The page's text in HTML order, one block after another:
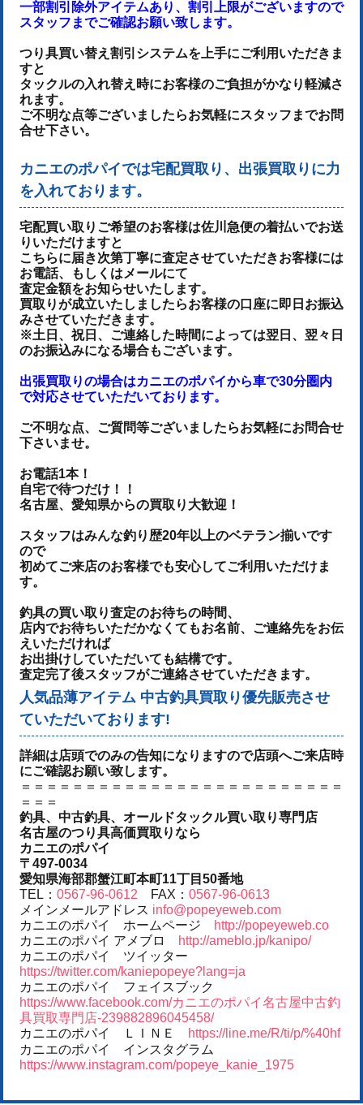
一部割引除外アイテムあり、割引上限がございますので
スタッフまでご確認お願い致します。
つり具買い替え割引システムを上手にご利用いただきま
すと
タックルの入れ替え時にお客様のご負担がかなり軽減さ
れます。
ご不明な点等ございましたらお気軽にスタッフまでお問
合せ下さい。
カニエのポパイでは宅配買取り、出張買取りに力
を入れております。
宅配買い取りご希望のお客様は佐川急便の着払いでお送
りいただけますと
こちらに届き次第丁寧に査定させていただきお客様には
お電話、もしくはメールにて
査定金額をお知らせいたします。
買取りが成立いたしましたらお客様の口座に即日お振込
みさせていただきます。
※土日、祝日、ご連絡した時間によっては翌日、翌々日
のお振込みになる場合もございます。
出張買取りの場合はカニエのポパイから車で30分圏内
で対応させていただいております。
ご不明な点、ご質問等ございましたらお気軽にお問合せ
下さいませ。
お電話1本！
自宅で待つだけ！！
名古屋、愛知県からの買取り大歓迎！
スタッフはみんな釣り歴20年以上のベテラン揃いです
ので
初めてご来店のお客様でも安心してご利用いただけま
す。
釣具の買い取り査定のお待ちの時間、
店内でお待ちいただかなくてもお名前、ご連絡先をお伝
えいただければ
お出掛けしていただいても結構です。
査定完了後スタッフがご連絡させていただきます。
人気品薄アイテム 中古釣具買取り優先販売させ
ていただいております!
詳細は店頭でのみの告知になりますので店頭へご来店時
にご確認お願い致します。
＝＝＝＝＝＝＝＝＝＝＝＝＝＝＝＝＝＝＝＝＝＝＝＝＝
＝＝＝
釣具、中古釣具、オールドタックル買い取り専門店
名古屋のつり具高価買取りなら
カニエのポパイ
〒497-0034
愛知県海部郡蟹江町本町11丁目50番地
TEL： 0567-96-0612 FAX： 0567-96-0613
メインメールアドレス info@popeyeweb.com
カニエのポパイ ホームページ
http://popeyeweb.co
カニエのポパイ アメブロ
http://ameblo.jp/kanipo/
カニエのポパイ ツイッター
https://twitter.com/kaniepopeye?lang=ja
カニエのポパイ フェイスブック
https://www.facebook.com/カニエのポパイ名古屋中古釣
具買取専門店-239882896045458/
カニエのポパイ ＬＩＮＥ
https://line.me/R/ti/p/%40hf
カニエのポパイ インスタグラム
https://www.instagram.com/popeye_kanie_1975